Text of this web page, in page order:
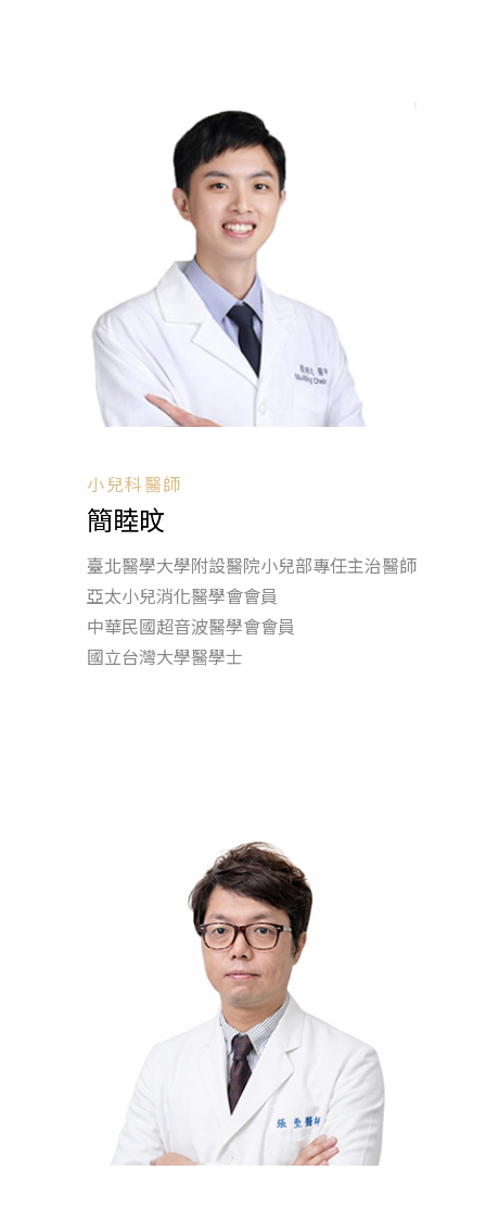
小兒科醫師
簡睦旼
臺北醫學大學附設醫院小兒部專任主治醫師
亞太小兒消化醫學會會員
中華民國超音波醫學會會員
國立台灣大學醫學士